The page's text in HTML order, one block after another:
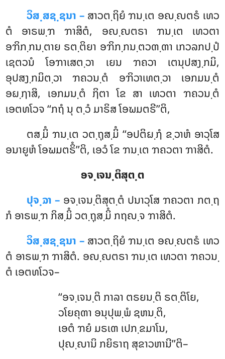
ວິສ຺ສຊ຺ຊນາ –ສາວຕ຺ຖິຍໍ ຠນ຺ເຕ ອຎ຺ຎຕຣໍ ເທວ
ຕໍ ອາຣພ຺ຠ ຠາສິຕໍ, ອຎ຺ຎຕຣາ ຠນ຺ເຕ ເທວຕາ
ອຠິກ຺ກນ຺ຕາຍ ຣຕ຺ຕິຍາ ອຠິກ຺ກນ຺ຕວຓ຺ຓາ ເກວລກປ຺ປໍ
ເຊຕວນໍ ໂອຠາເສຕ຺ວາ ເຍນ ຠຄວາ ເຕນຸປສງ຺ກມິ,
ອຸປສງ຺ກມິຕ຺ວາ ຠຄວນ຺ຕໍ ອຠິວາເທຕ຺ວາ ເອກມນ຺ຕໍ
ອຏ຺ຐາສິ, ເອກມນ຺ຕໍ ຐິຕາ ໂຂ ສາ ເທວຕາ ຠຄວນ຺ຕໍ
ເອຕທໂວຈ ‘‘ກຖໍ ນຸ ຕ຺ວໍ ມາຣິສ ໂອຆມຕຣີ’’ຕິ,
ຕສ຺ມິໍ ຠນ຺ເຕ ວຕ຺ຖຸສ຺ມິໍ ‘‘ອປຕິຏ຺ຐໍ ຂ຺ວາຫໍ ອາວຸໂສ
ອນາຍູຫໍ ໂອຆມຕຣິໍ’’ຕິ, ເອວໍ ໂຂ ຠນ຺ເຕ ຠຄວຕາ ຠາສິຕໍ.
ອຈ຺ເຈນ຺ຕິສຸຕ຺ຕ
ປຸຈ຺ຉາ – ອຈ຺ເຈນ຺ຕິສຸຕ຺ຕໍ ປນາວຸໂສ ຠຄວຕາ ກຕ຺ຖ
ກໍ ອາຣພ຺ຠ ກິສ຺ມິໍ ວຕ຺ຖຸສ຺ມິໍ ກຖຎ຺ຈ ຠາສິຕໍ.
ວິສ຺ສຊ຺ຊນາ –ສາວຕ຺ຖິຍໍ ຠນ຺ເຕ ອຎ຺ຎຕຣໍ ເທວ
ຕໍ ອາຣພ຺ຠ ຠາສິຕໍ. ອຎ຺ຎຕຣາ ຠນ຺ເຕ ເທວຕາ ຠຄວນ຺
ຕໍ ເອຕທໂວຈ–
‘‘ອຈ຺ເຈນ຺ຕິ ກາລາ ຕຣຍນ຺ຕິ ຣຕ຺ຕິໂຍ,
ວໂຍຄຸຓາ ອນຸປຸພ຺ພໍ ຊຫນ຺ຕິ,
ເອຕໍ ຠຍໍ ມຣເຓ ເປກ຺ຂມາໂນ,
ປຸຎ຺ຎານິ ກຍິຣາຖ ສຸຂາວຫານີ’’ຕິ–